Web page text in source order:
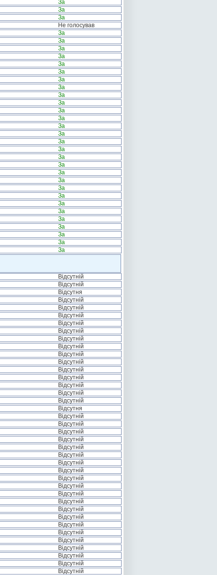
За
За
За
Не голосував
За
За
За
За
За
За
За
За
За
За
За
За
За
За
За
За
За
За
За
За
За
За
За
За
За
За
За
За
За
Відсутній
Відсутній
Відсутня
Відсутній
Відсутній
Відсутній
Відсутній
Відсутній
Відсутній
Відсутній
Відсутній
Відсутній
Відсутній
Відсутній
Відсутній
Відсутній
Відсутній
Відсутня
Відсутній
Відсутній
Відсутній
Відсутній
Відсутній
Відсутній
Відсутній
Відсутній
Відсутній
Відсутній
Відсутній
Відсутній
Відсутній
Відсутній
Відсутній
Відсутній
Відсутній
Відсутній
Відсутній
Відсутній
Відсутній